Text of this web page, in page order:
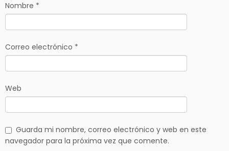
Nombre *
Correo electrónico *
Web
Guarda mi nombre, correo electrónico y web en este
navegador para la próxima vez que comente.